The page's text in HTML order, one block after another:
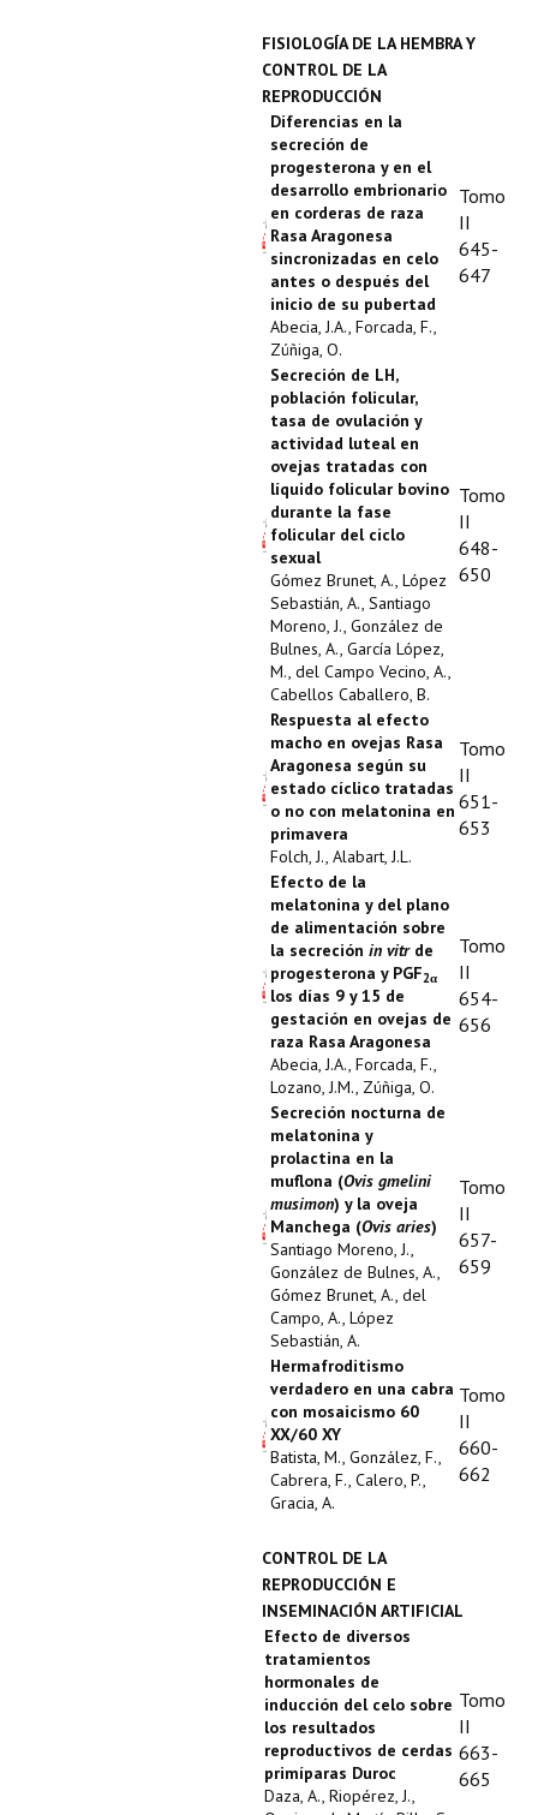
FISIOLOGÍA DE LA HEMBRA Y
CONTROL DE LA
REPRODUCCIÓN
Diferencias en la
secreción de
progesterona y en el
desarrollo embrionario
en corderas de raza
Rasa Aragonesa
sincronizadas en celo
antes o después del
inicio de su pubertad
Abecia, J.A., Forcada, F.,
Zúñiga, O.
Tomo
II
645-
647
Secreción de LH,
población folicular,
tasa de ovulación y
actividad luteal en
ovejas tratadas con
líquido folicular bovino
durante la fase
folicular del ciclo
sexual
Gómez Brunet, A., López
Sebastián, A., Santiago
Moreno, J., González de
Bulnes, A., García López,
M., del Campo Vecino, A.,
Cabellos Caballero, B.
Tomo
II
648-
650
Respuesta al efecto
macho en ovejas Rasa
Aragonesa según su
estado cíclico tratadas
o no con melatonina en
primavera
Folch, J., Alabart, J.L.
Tomo
II
651-
653
Efecto de la
melatonina y del plano
de alimentación sobre
la secreción in vitrde
progesterona y PGF2α
los días 9 y 15 de
gestación en ovejas de
raza Rasa Aragonesa
Abecia, J.A., Forcada, F.,
Lozano, J.M., Zúñiga, O.
Tomo
II
654-
656
Secreción nocturna de
melatonina y
prolactina en la
muflona (Ovis gmelini
musimon) y la oveja
Manchega (Ovis aries)
Santiago Moreno, J.,
González de Bulnes, A.,
Gómez Brunet, A., del
Campo, A., López
Sebastián, A.
Tomo
II
657-
659
Hermafroditismo
verdadero en una cabra
con mosaicismo 60
XX/60 XY
Batista, M., González, F.,
Cabrera, F., Calero, P.,
Gracia, A.
Tomo
II
660-
662
CONTROL DE LA
REPRODUCCIÓN E
INSEMINACIÓN ARTIFICIAL
Efecto de diversos
tratamientos
hormonales de
inducción del celo sobre
los resultados
reproductivos de cerdas
primíparas Duroc
Daza, A., Riopérez, J.,
Tomo
II
663-
665